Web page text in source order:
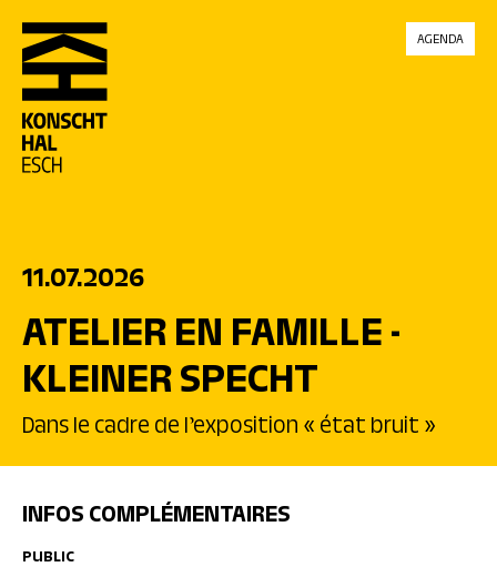
skip_to_content
AGENDA
11.07.2026
ATELIER EN FAMILLE -
KLEINER SPECHT
Dans le cadre de l’exposition « état bruit »
INFOS COMPLÉMENTAIRES
PUBLIC